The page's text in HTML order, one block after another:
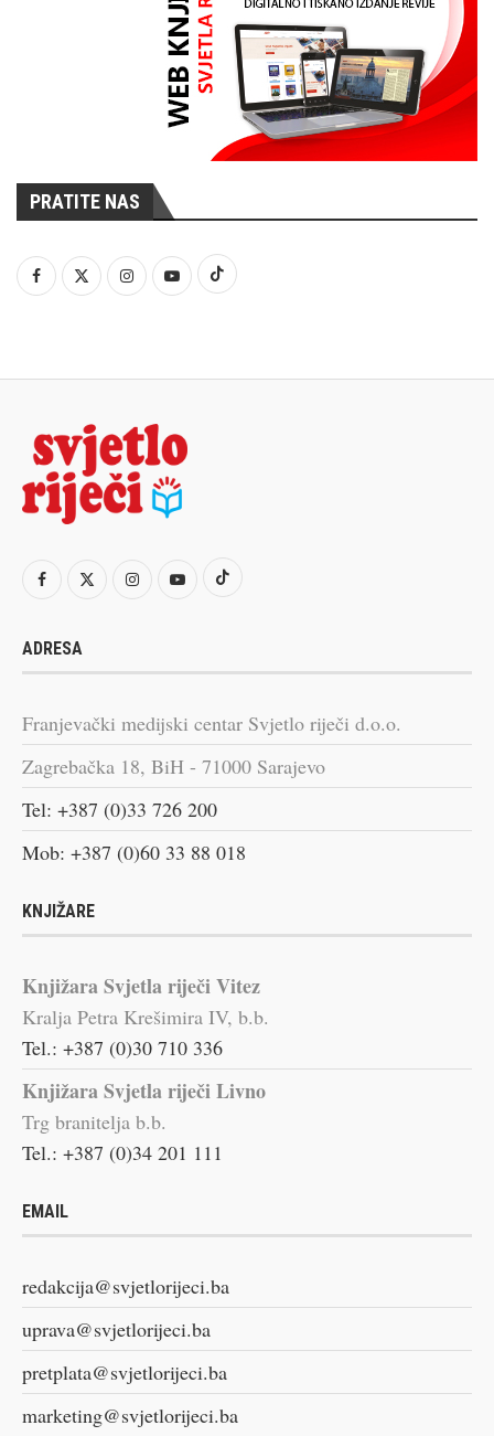
PRATITE NAS
ADRESA
Franjevački medijski centar Svjetlo riječi d.o.o.
Zagrebačka 18, BiH - 71000 Sarajevo
Tel: +387 (0)33 726 200
Mob: +387 (0)60 33 88 018
KNJIŽARE
Knjižara Svjetla riječi Vitez
Kralja Petra Krešimira IV, b.b.
Tel.: +387 (0)30 710 336
Knjižara Svjetla riječi Livno
Trg branitelja b.b.
Tel.: +387 (0)34 201 111
EMAIL
redakcija@svjetlorijeci.ba
uprava@svjetlorijeci.ba
pretplata@svjetlorijeci.ba
marketing@svjetlorijeci.ba